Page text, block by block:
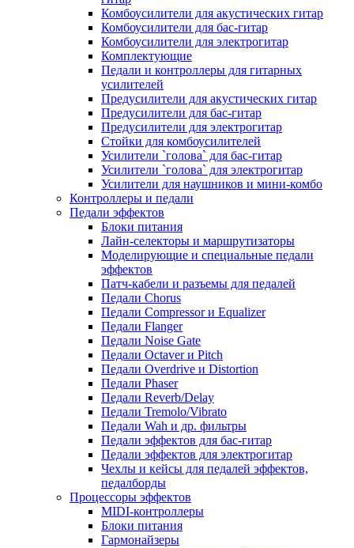
Комбоусилители для акустических гитар
Комбоусилители для бас-гитар
Комбоусилители для электрогитар
Комплектующие
Педали и контроллеры для гитарных
усилителей
Предусилители для акустических гитар
Предусилители для бас-гитар
Предусилители для электрогитар
Стойки для комбоусилителей
Усилители `голова` для бас-гитар
Усилители `голова` для электрогитар
Усилители для наушников и мини-комбо
Контроллеры и педали
Педали эффектов
Блоки питания
Лайн-селекторы и маршрутизаторы
Моделирующие и специальные педали
эффектов
Патч-кабели и разъемы для педалей
Педали Chorus
Педали Compressor и Equalizer
Педали Flanger
Педали Noise Gate
Педали Octaver и Pitch
Педали Overdrive и Distortion
Педали Phaser
Педали Reverb/Delay
Педали Tremolo/Vibrato
Педали Wah и др. фильтры
Педали эффектов для бас-гитар
Педали эффектов для электрогитар
Чехлы и кейсы для педалей эффектов,
педалборды
Процессоры эффектов
MIDI-контроллеры
Блоки питания
Гармонайзеры